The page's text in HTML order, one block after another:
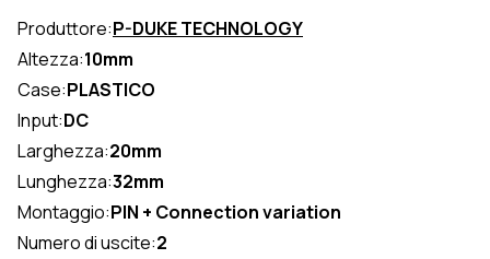
Produttore:P-DUKE TECHNOLOGY
Altezza:10mm
Case:PLASTICO
Input:DC
Larghezza:20mm
Lunghezza:32mm
Montaggio:PIN + Connection variation
Numero di uscite:2